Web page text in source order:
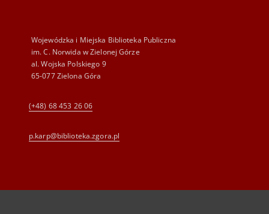
Wojewódzka i Miejska Biblioteka Publiczna
im. C. Norwida w Zielonej Górze
al. Wojska Polskiego 9
65-077 Zielona Góra
(+48) 68 453 26 06
p.karp@biblioteka.zgora.pl